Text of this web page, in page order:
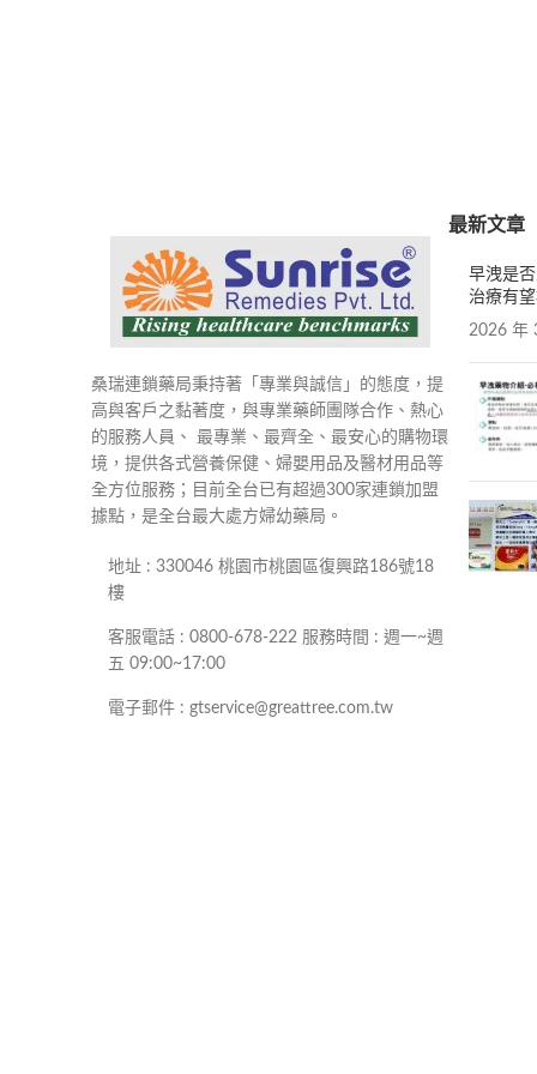
桑瑞連鎖藥局秉持著「專業與誠信」的態度，提
高與客戶之黏著度，與專業藥師團隊合作、熱心
的服務人員、 最專業、最齊全、最安心的購物環
境，提供各式營養保健、婦嬰用品及醫材用品等
全方位服務；目前全台已有超過300家連鎖加盟
據點，是全台最大處方婦幼藥局。
地址 : 330046 桃園市桃園區復興路186號18
樓
客服電話 : 0800-678-222 服務時間 : 週一~週
五 09:00~17:00
電子郵件 : gtservice@greattree.com.tw
最新文章
早洩是
治療有
2026 年